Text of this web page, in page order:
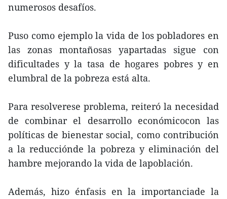
numerosos desafíos.
Puso como ejemplo la vida de los pobladores en
las zonas montañosas yapartadas sigue con
dificultades y la tasa de hogares pobres y en
elumbral de la pobreza está alta.
Para resolverese problema, reiteró la necesidad
de combinar el desarrollo económicocon las
políticas de bienestar social, como contribución
a la reducciónde la pobreza y eliminación del
hambre mejorando la vida de lapoblación.
Además, hizo énfasis en la importanciade la